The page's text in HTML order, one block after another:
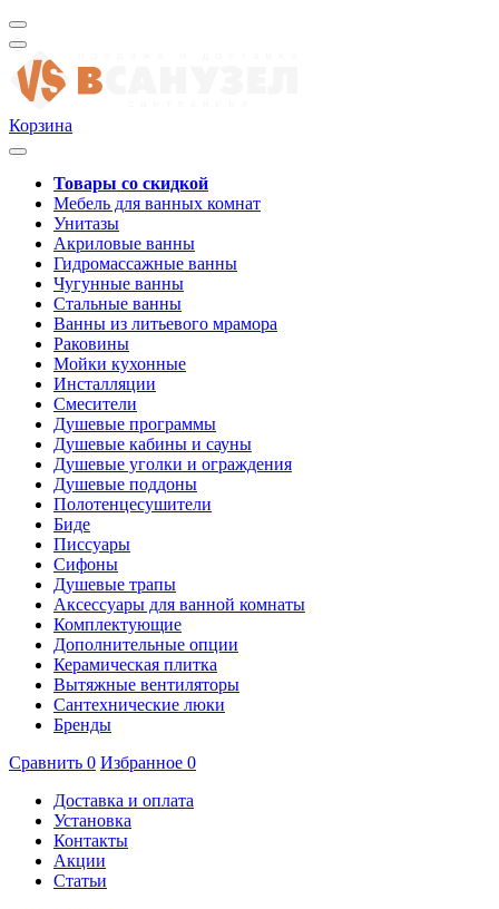
Корзина
Товары со скидкой
Мебель для ванных комнат
Унитазы
Акриловые ванны
Гидромассажные ванны
Чугунные ванны
Стальные ванны
Ванны из литьевого мрамора
Раковины
Мойки кухонные
Инсталляции
Смесители
Душевые программы
Душевые кабины и сауны
Душевые уголки и ограждения
Душевые поддоны
Полотенцесушители
Биде
Писсуары
Сифоны
Душевые трапы
Аксессуары для ванной комнаты
Комплектующие
Дополнительные опции
Керамическая плитка
Вытяжные вентиляторы
Сантехнические люки
Бренды
Сравнить 0 Избранное 0
Доставка и оплата
Установка
Контакты
Акции
Статьи